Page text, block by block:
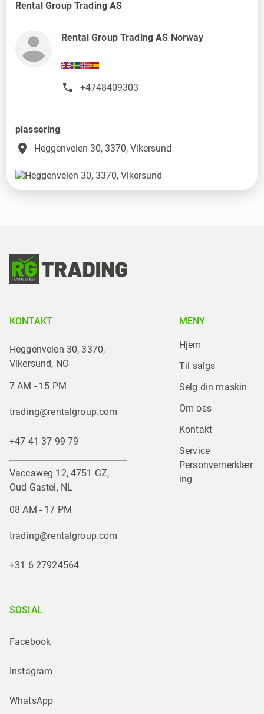
Rental Group Trading AS
Rental Group Trading AS Norway
+4748409303
plassering
place Heggenveien 30, 3370, Vikersund
KONTAKT
Heggenveien 30, 3370,
Vikersund, NO
7 AM - 15 PM
trading@rentalgroup.com
+47 41 37 99 79
Vaccaweg 12, 4751 GZ,
Oud Gastel, NL
08 AM - 17 PM
trading@rentalgroup.com
+31 6 27924564
MENY
Hjem
Til salgs
Selg din maskin
Om oss
Kontakt
Service
Personvernerklær
ing
SOSIAL
Facebook
Instagram
WhatsApp